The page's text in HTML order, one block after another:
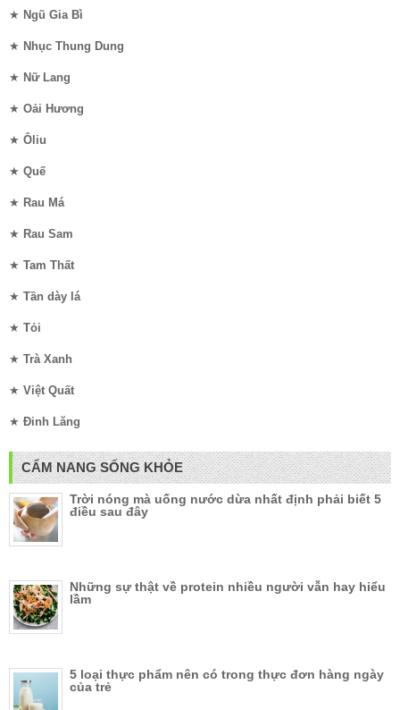
★ Ngũ Gia Bì
★ Nhục Thung Dung
★ Nữ Lang
★ Oải Hương
★ Ôliu
★ Quế
★ Rau Má
★ Rau Sam
★ Tam Thất
★ Tần dày lá
★ Tỏi
★ Trà Xanh
★ Việt Quất
★ Đinh Lăng
CẨM NANG SỐNG KHỎE
Trời nóng mà uống nước dừa nhất định phải biết 5
điều sau đây
Những sự thật về protein nhiều người vẫn hay hiểu
lầm
5 loại thực phẩm nên có trong thực đơn hàng ngày
của trẻ